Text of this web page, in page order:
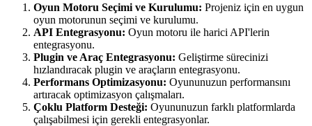
Oyun Motoru Seçimi ve Kurulumu: Projeniz için en uygun
oyun motorunun seçimi ve kurulumu.
API Entegrasyonu: Oyun motoru ile harici API'lerin
entegrasyonu.
Plugin ve Araç Entegrasyonu: Geliştirme sürecinizi
hızlandıracak plugin ve araçların entegrasyonu.
Performans Optimizasyonu: Oyununuzun performansını
artıracak optimizasyon çalışmaları.
Çoklu Platform Desteği: Oyununuzun farklı platformlarda
çalışabilmesi için gerekli entegrasyonlar.